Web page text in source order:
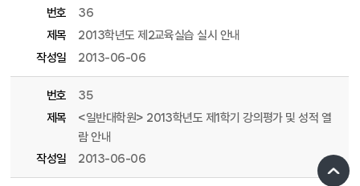
번호
36
제목
2013학년도 제2교육실습 실시 안내
작성일
2013-06-06
번호
35
제목
<일반대학원> 2013학년도 제1학기 강의평가 및 성적 열
람 안내
작성일
2013-06-06